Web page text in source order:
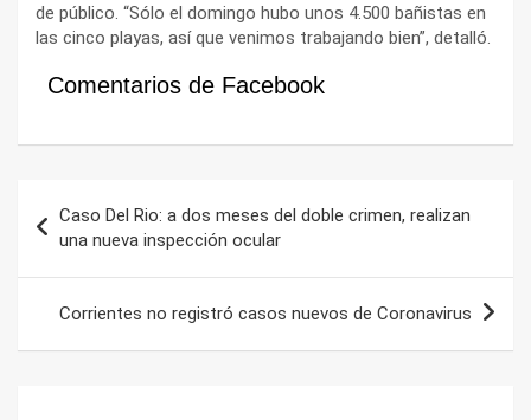
de público. “Sólo el domingo hubo unos 4.500 bañistas en
las cinco playas, así que venimos trabajando bien”, detalló.
Comentarios de Facebook
de
entradas
Caso Del Rio: a dos meses del doble crimen, realizan
una nueva inspección ocular
Corrientes no registró casos nuevos de Coronavirus